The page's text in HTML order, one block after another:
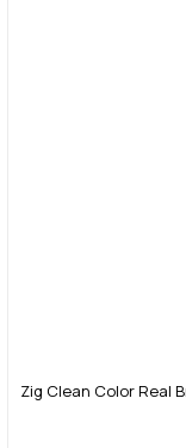
Zig Clean Color Real